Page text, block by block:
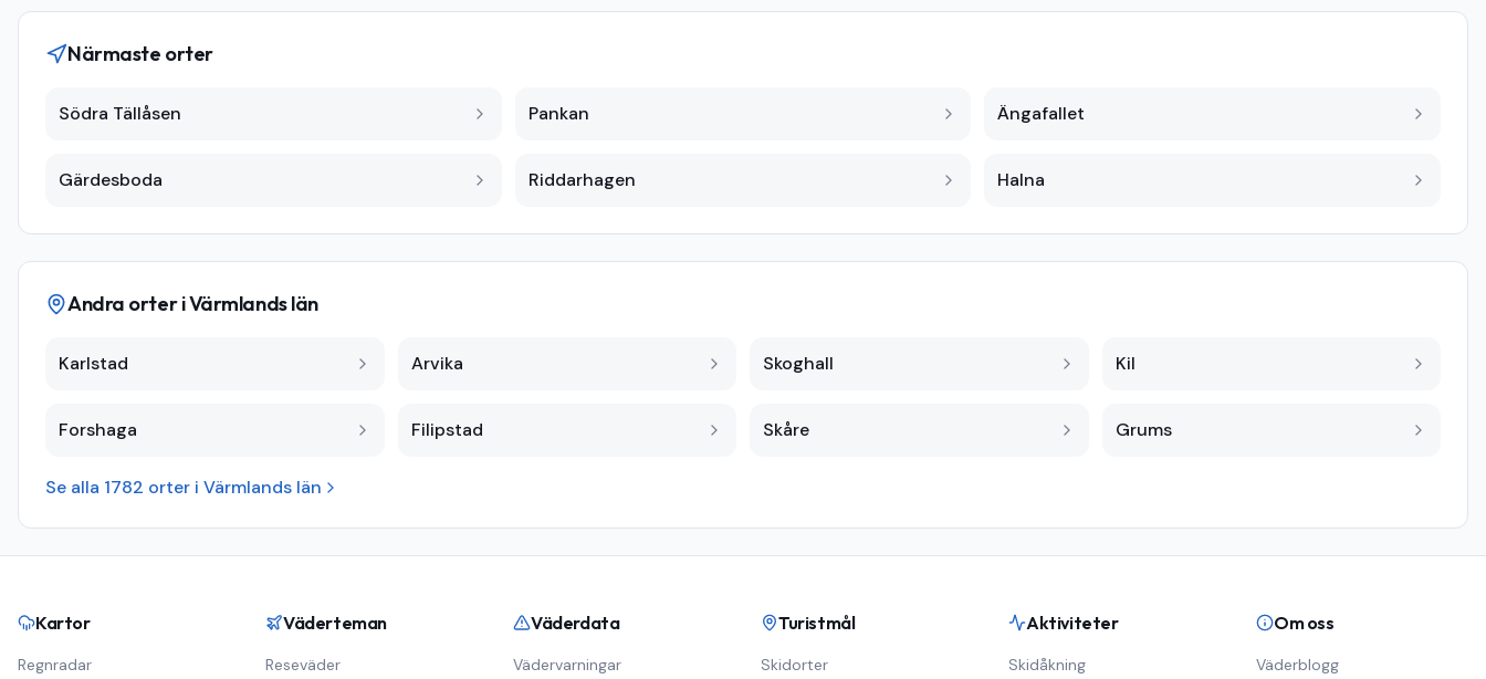
Närmaste orter
Södra Tällåsen Pankan Ängafallet
Gärdesboda Riddarhagen Halna
Andra orter iVärmlands län
Karlstad Arvika Skoghall Kil
Forshaga Filipstad Skåre Grums
Se alla 1782 orter i Värmlands län
Kartor
Regnradar
Väderteman
Reseväder
Väderdata
Vädervarningar
Turistmål
Skidorter
Aktiviteter
Skidåkning
Om oss
Väderblogg